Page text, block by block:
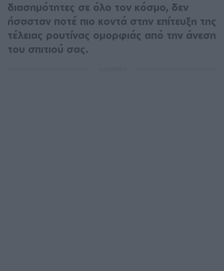
διασημότητες σε όλο τον κόσμο, δεν
ήσασταν ποτέ πιο κοντά στην επίτευξη της
τέλειας ρουτίνας ομορφιάς από την άνεση
του σπιτιού σας.